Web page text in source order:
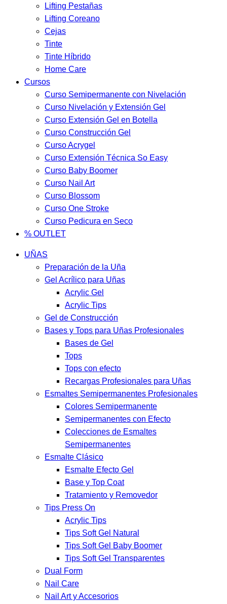
Lifting Pestañas
Lifting Coreano
Cejas
Tinte
Tinte Híbrido
Home Care
Cursos
Curso Semipermanente con Nivelación
Curso Nivelación y Extensión Gel
Curso Extensión Gel en Botella
Curso Construcción Gel
Curso Acrygel
Curso Extensión Técnica So Easy
Curso Baby Boomer
Curso Nail Art
Curso Blossom
Curso One Stroke
Curso Pedicura en Seco
% OUTLET
UÑAS
Preparación de la Uña
Gel Acrílico para Uñas
Acrylic Gel
Acrylic Tips
Gel de Construcción
Bases y Tops para Uñas Profesionales
Bases de Gel
Tops
Tops con efecto
Recargas Profesionales para Uñas
Esmaltes Semipermanentes Profesionales
Colores Semipermanente
Semipermanentes con Efecto
Colecciones de Esmaltes
Semipermanentes
Esmalte Clásico
Esmalte Efecto Gel
Base y Top Coat
Tratamiento y Removedor
Tips Press On
Acrylic Tips
Tips Soft Gel Natural
Tips Soft Gel Baby Boomer
Tips Soft Gel Transparentes
Dual Form
Nail Care
Nail Art y Accesorios